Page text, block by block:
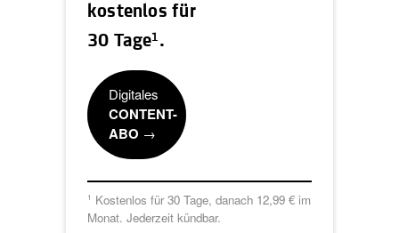
kostenlos für
30 Tage1 .
Digitales
CONTENT-
ABO →
1 Kostenlos für 30 Tage, danach 12,99 € im
Monat. Jederzeit kündbar.